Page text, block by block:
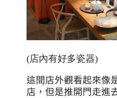
(店內有好多瓷器)
這間店外觀看起來像
店，但是推開門走進